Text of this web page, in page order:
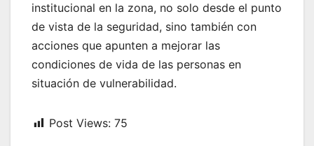
institucional en la zona, no solo desde el punto
de vista de la seguridad, sino también con
acciones que apunten a mejorar las
condiciones de vida de las personas en
situación de vulnerabilidad.
Post Views: 75